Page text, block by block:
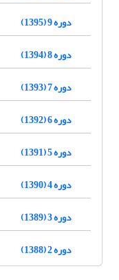
دوره 9 (1395)
دوره 8 (1394)
دوره 7 (1393)
دوره 6 (1392)
دوره 5 (1391)
دوره 4 (1390)
دوره 3 (1389)
دوره 2 (1388)